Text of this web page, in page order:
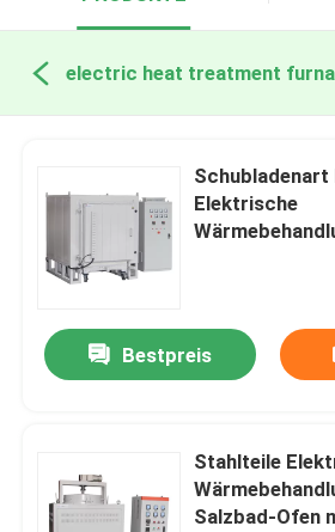
Schubladenart
Elektrische
Bestpreis
Stahlteile
Salzbad-Ofen